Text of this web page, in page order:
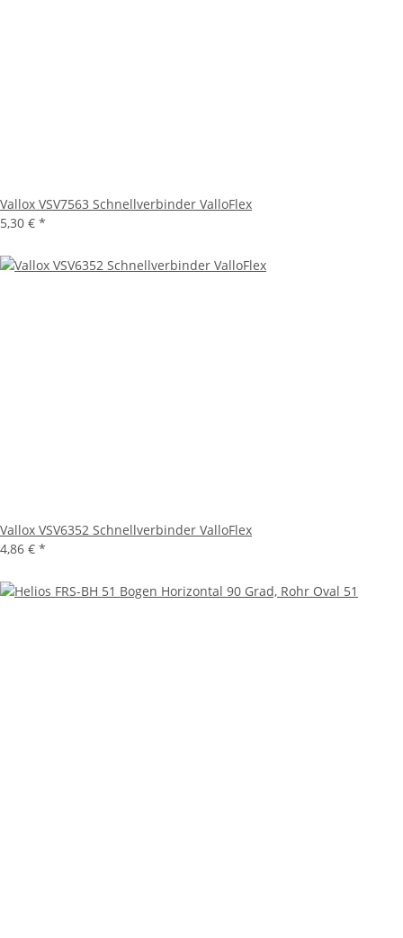
Vallox VSV7563 Schnellverbinder ValloFlex
5,30 € *
Vallox VSV6352 Schnellverbinder ValloFlex
4,86 € *